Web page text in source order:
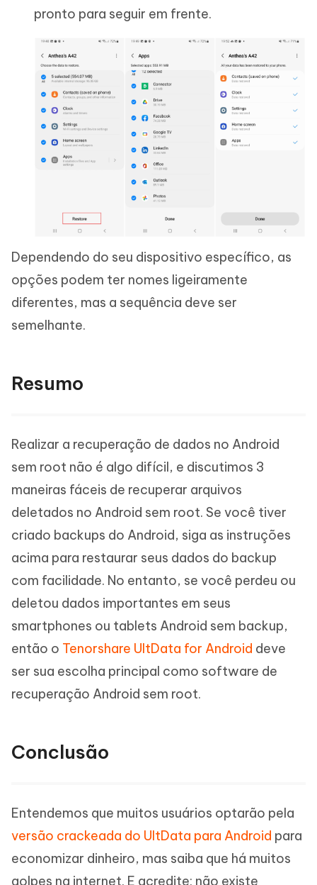
pronto para seguir em frente.
Dependendo do seu dispositivo específico, as
opções podem ter nomes ligeiramente
diferentes, mas a sequência deve ser
semelhante.
Resumo
Realizar a recuperação de dados no Android
sem root não é algo difícil, e discutimos 3
maneiras fáceis de recuperar arquivos
deletados no Android sem root. Se você tiver
criado backups do Android, siga as instruções
acima para restaurar seus dados do backup
com facilidade. No entanto, se você perdeu ou
deletou dados importantes em seus
smartphones ou tablets Android sem backup,
então o Tenorshare UltData for Android deve
ser sua escolha principal como software de
recuperação Android sem root.
Conclusão
Entendemos que muitos usuários optarão pela
versão crackeada do UltData para Android para
economizar dinheiro, mas saiba que há muitos
golpes na internet. E acredite: não existe